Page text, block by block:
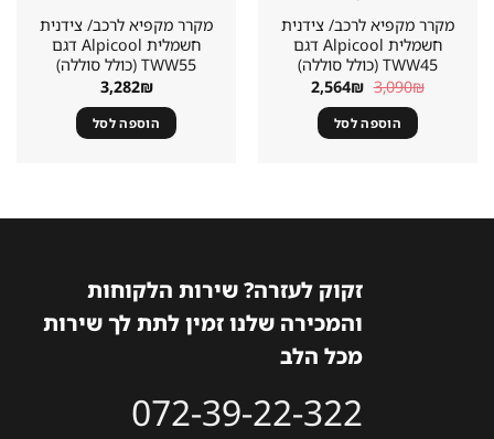
מקרר מקפיא לרכב/ צידנית
חשמלית Alpicool דגם
TWW45 (כולל סוללה)
3,090₪ המחיר
המקורי
היה:
3,090₪.
2,564₪ המחיר
הוספה לסל
מקרר מקפיא לרכב/ צידנית
חשמלית Alpicool דגם
TWW55 (כולל סוללה)
3,282₪
הוספה לסל
זקוק לעזרה? שירות הלקוחות
והמכירה שלנו זמין לתת לך שירות
מכל הלב
072-39-22-322